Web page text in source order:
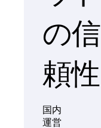
の信
頼性
国内
運営